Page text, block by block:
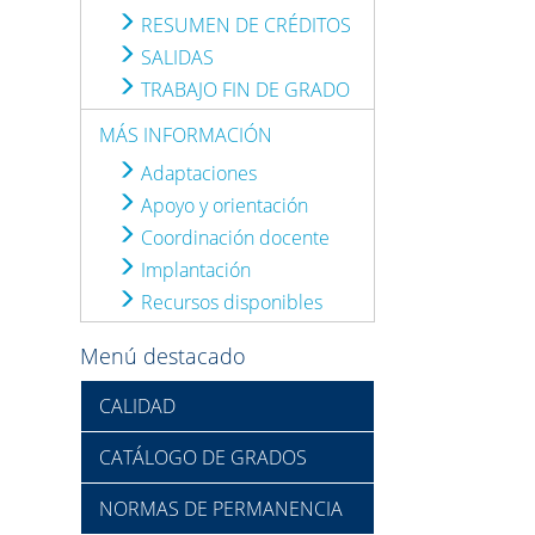
RESUMEN DE CRÉDITOS
SALIDAS
TRABAJO FIN DE GRADO
MÁS INFORMACIÓN
Adaptaciones
Apoyo y orientación
Coordinación docente
Implantación
Recursos disponibles
Menú destacado
CALIDAD
CATÁLOGO DE GRADOS
NORMAS DE PERMANENCIA